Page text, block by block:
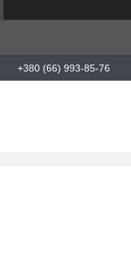
+380 (66) 993-85-76